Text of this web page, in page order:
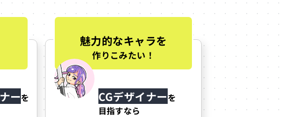
ーを
魅力的なキャラを
作りこみたい！
CGデザイナーを
目指すなら